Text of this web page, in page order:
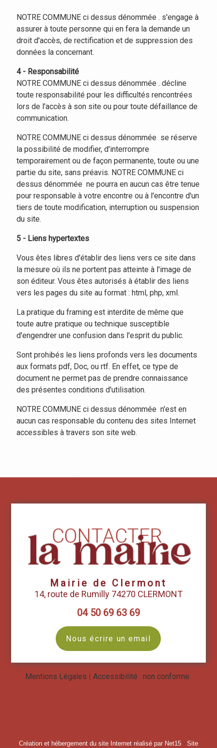
NOTRE COMMUNE ci dessus dénommée . s'engage à
assurer à toute personne qui en fera la demande un
droit d'accès, de rectification et de suppression des
données la concernant.
4 - Responsabilité
NOTRE COMMUNE ci dessus dénommée . décline
toute responsabilité pour les difficultés rencontrées
lors de l'accès à son site ou pour toute défaillance de
communication.
NOTRE COMMUNE ci dessus dénommée se réserve
la possibilité de modifier, d'interrompre
temporairement ou de façon permanente, toute ou une
partie du site, sans préavis. NOTRE COMMUNE ci
dessus dénommée ne pourra en aucun cas être tenue
pour responsable à votre encontre ou à l'encontre d'un
tiers de toute modification, interruption ou suspension
du site.
5 - Liens hypertextes
Vous êtes libres d'établir des liens vers ce site dans
la mesure où ils ne portent pas atteinte à l'image de
son éditeur. Vous êtes autorisés à établir des liens
vers les pages du site au format : html, php, xml.
La pratique du framing est interdite de même que
toute autre pratique ou technique susceptible
d'engendrer une confusion dans l'esprit du public.
Sont prohibés les liens profonds vers les documents
aux formats pdf, Doc, ou rtf. En effet, ce type de
document ne permet pas de prendre connaissance
des présentes conditions d'utilisation.
NOTRE COMMUNE ci dessus dénommée n'est en
aucun cas responsable du contenu des sites Internet
accessibles à travers son site web.
Mairie de Clermont
14, route de Rumilly 74270 CLERMONT
04 50 69 63 69
Nous écrire un email
Mentions Légales Accessibilité : non conforme
Création et hébergement du site Internet réalisé par Net15 - Site